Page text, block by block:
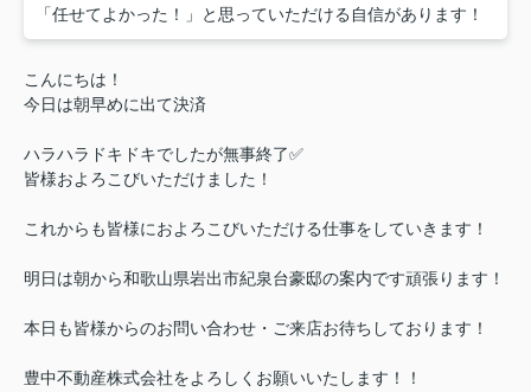
「任せてよかった！」と思っていただける自信があります！
こんにちは！
今日は朝早めに出て決済
ハラハラドキドキでしたが無事終了✅
皆様およろこびいただけました！
これからも皆様におよろこびいただける仕事をしていきます！
明日は朝から和歌山県岩出市紀泉台豪邸の案内です頑張ります！
本日も皆様からのお問い合わせ・ご来店お待ちしております！
豊中不動産株式会社をよろしくお願いいたします！！